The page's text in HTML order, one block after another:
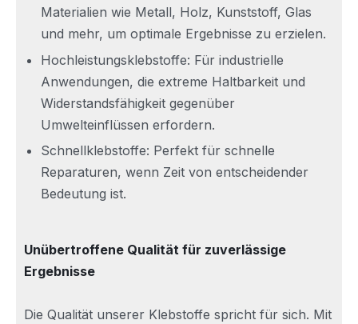
Materialien wie Metall, Holz, Kunststoff, Glas
und mehr, um optimale Ergebnisse zu erzielen.
Hochleistungsklebstoffe: Für industrielle
Anwendungen, die extreme Haltbarkeit und
Widerstandsfähigkeit gegenüber
Umwelteinflüssen erfordern.
Schnellklebstoffe: Perfekt für schnelle
Reparaturen, wenn Zeit von entscheidender
Bedeutung ist.
Unübertroffene Qualität für zuverlässige
Ergebnisse
Die Qualität unserer Klebstoffe spricht für sich. Mit